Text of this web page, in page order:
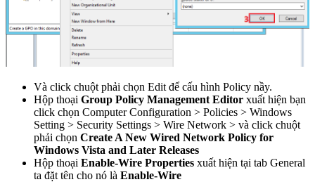
Và click chuột phải chọn Edit để cấu hình Policy nầy.
Hộp thoại Group Policy Management Editor xuất hiện bạn
click chọn Computer Configuration > Policies > Windows
Setting > Security Settings > Wire Network > và click chuột
phải chọn Create A New Wired Network Policy for
Windows Vista and Later Releases
Hộp thoại Enable-Wire Properties xuất hiện tại tab General
ta đặt tên cho nó là Enable-Wire